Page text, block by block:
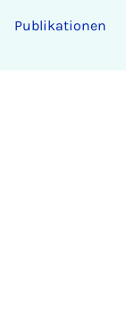
Publikationen